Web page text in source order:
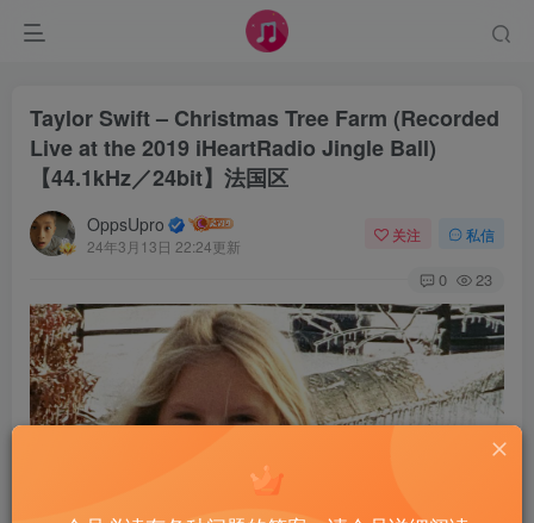
Taylor Swift – Christmas Tree Farm (Recorded
Live at the 2019 iHeartRadio Jingle Ball)
【44.1kHz／24bit】法国区
OppsUpro
24年3月13日 22:24更新
关注 私信
0 23